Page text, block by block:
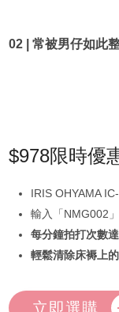
02 | 常被男仔如此
$978限時優
IRIS OHYAMA
輸入「NMG002
每分鐘拍打次數
輕鬆清除床褥上
立即選購